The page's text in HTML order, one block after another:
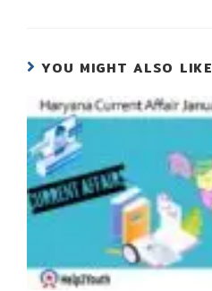
YOU MIGHT ALSO LIKE